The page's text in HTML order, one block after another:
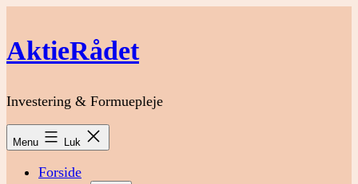
indhold
AktieRådet
Investering & Formuepleje
Menu Luk
Forside